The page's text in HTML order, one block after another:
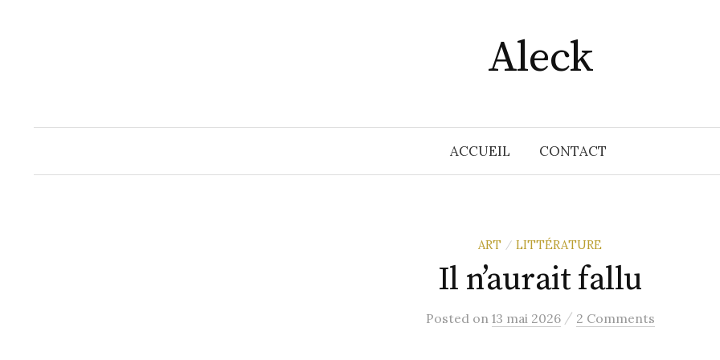
Aleck
ACCUEIL CONTACT
ART / LITTÉRATURE
Il n’aurait fallu
Posted on 13 mai 2026 / 2 Comments